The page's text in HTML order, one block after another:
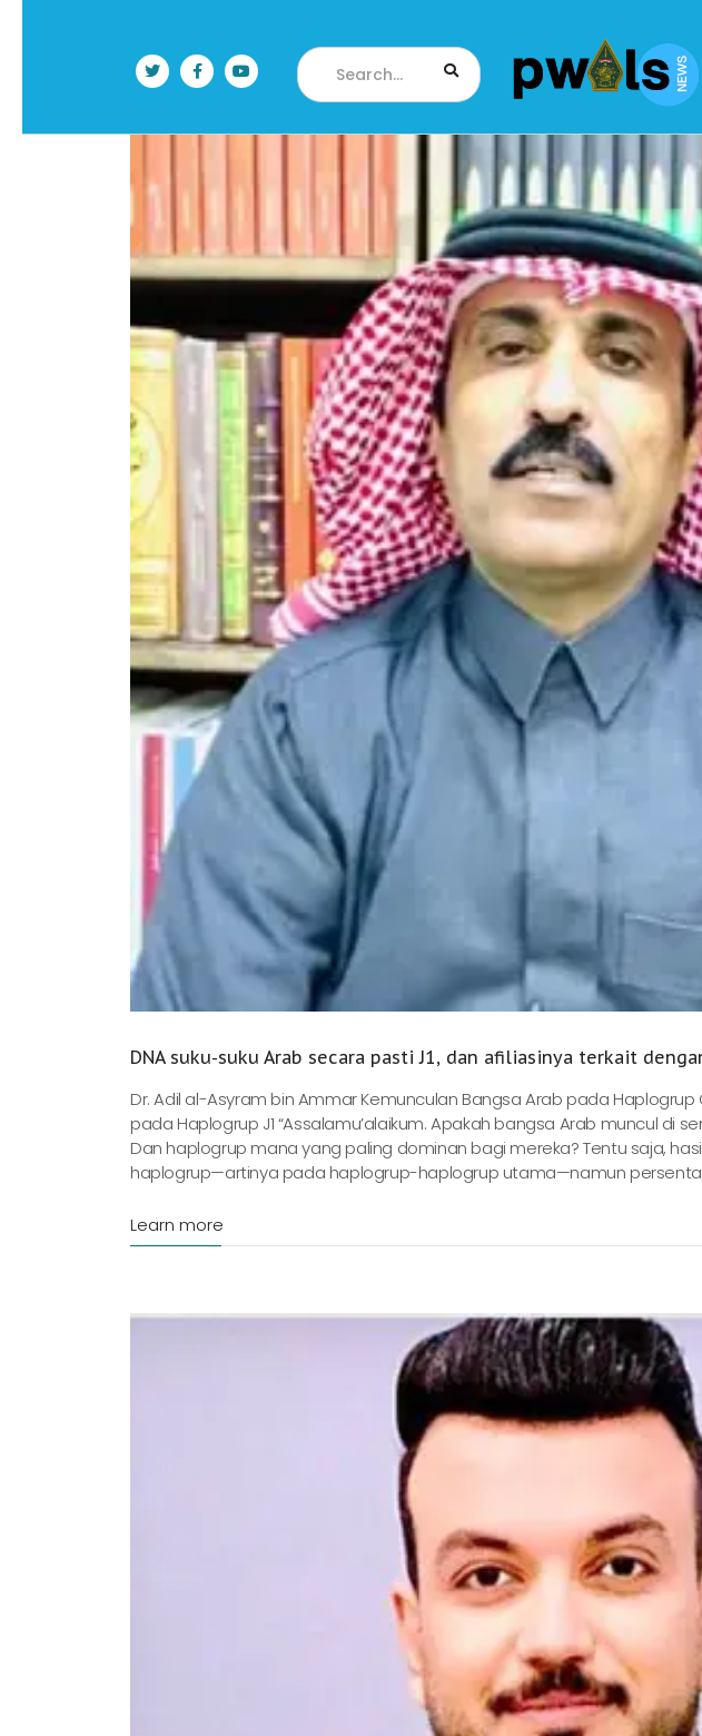
DNA suku-suku Arab secara pasti J1, dan afiliasinya terkait
Dr. Adil al-Asyram bin Ammar Kemunculan Bangsa Arab pada Haplogrup
pada Haplogrup J1 “Assalamu’alaikum. Apakah bangsa Arab muncul di
Dan haplogrup mana yang paling dominan bagi mereka? Tentu saja,
haplogrup—artinya pada haplogrup-haplogrup utama—namun
Learn more